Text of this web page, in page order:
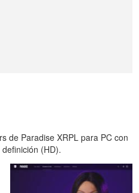
de Paradise XRPL para PC con
(HD).